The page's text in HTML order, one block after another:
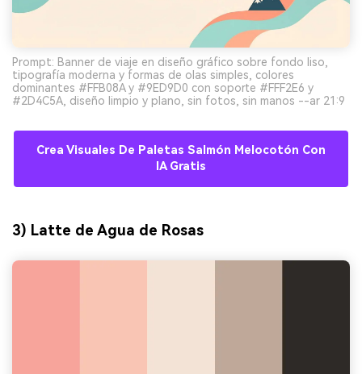
Prompt: Banner de viaje en diseño gráfico sobre fondo liso,
tipografía moderna y formas de olas simples, colores
dominantes #FFB08A y #9ED9D0 con soporte #FFF2E6 y
#2D4C5A, diseño limpio y plano, sin fotos, sin manos --ar 21:9
Crea Visuales De Paletas Salmón Melocotón Con
IA Gratis
3) Latte de Agua de Rosas